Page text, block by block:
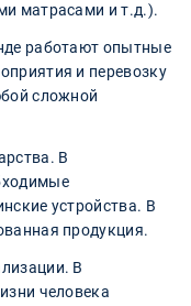
матрасами и т.д.).
работают опытные
и перевозку
сложной
В
устройства. В
продукция.
В
человека